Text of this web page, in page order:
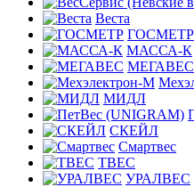
Веста
ГОСМЕТР
МАССА-К
МЕГАВЕС
МИДЛ
СКЕЙЛ
Смартвес
ТВЕС
УРАЛВЕС